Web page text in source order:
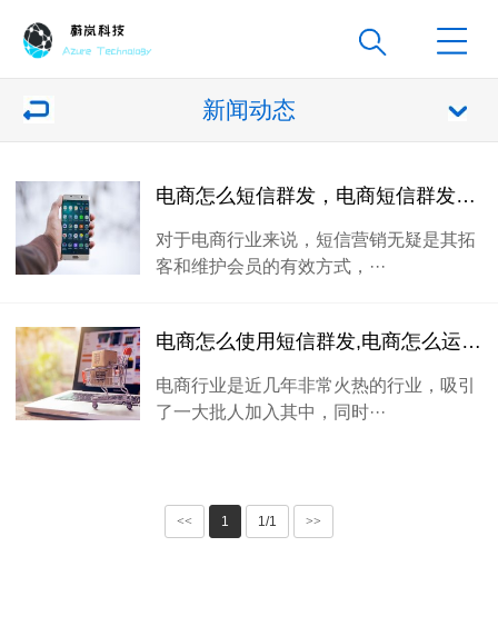
新闻动态
电商怎么短信群发，电商短信群发有哪些技巧
对于电商行业来说，短信营销无疑是其拓
客和维护会员的有效方式，···
电商怎么使用短信群发,电商怎么运用短信群发
电商行业是近几年非常火热的行业，吸引
了一大批人加入其中，同时···
<< 1 1/1 >>